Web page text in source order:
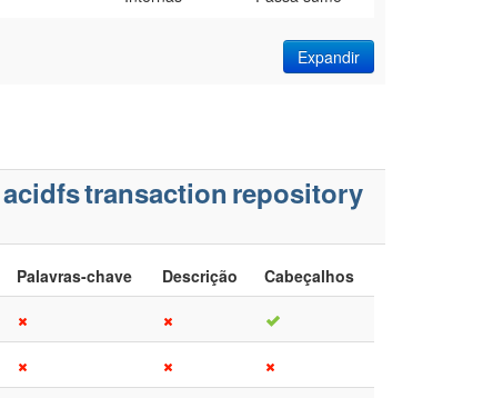
Expandir
acidfstransaction repository
Palavras-chave Descrição
Cabeçalhos